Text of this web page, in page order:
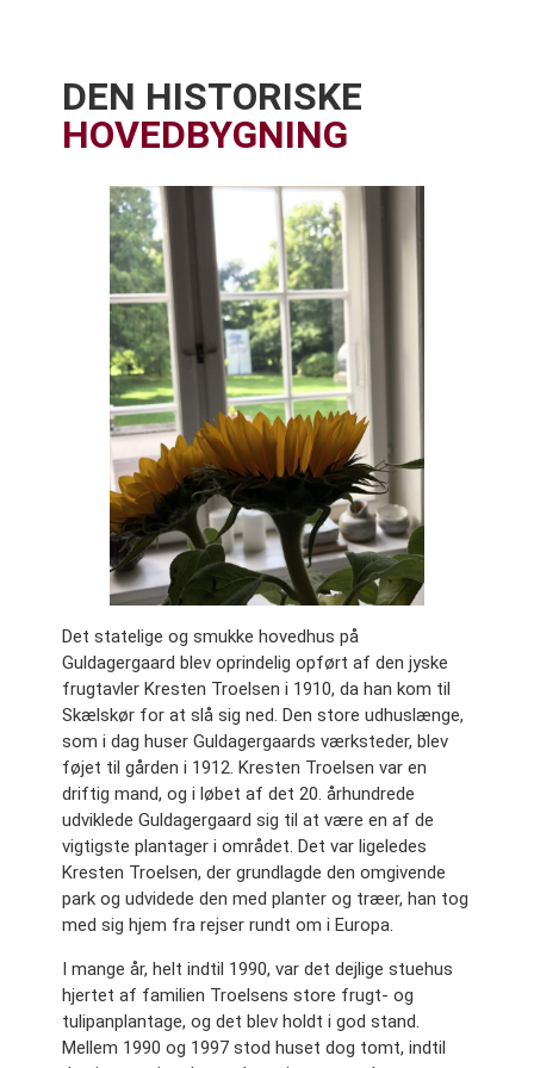
DEN HISTORISKE
HOVEDBYGNING
Det statelige og smukke hovedhus på
Guldagergaard blev oprindelig opført af den jyske
frugtavler Kresten Troelsen i 1910, da han kom til
Skælskør for at slå sig ned. Den store udhuslænge,
som i dag huser Guldagergaards værksteder, blev
føjet til gården i 1912. Kresten Troelsen var en
driftig mand, og i løbet af det 20. århundrede
udviklede Guldagergaard sig til at være en af de
vigtigste plantager i området. Det var ligeledes
Kresten Troelsen, der grundlagde den omgivende
park og udvidede den med planter og træer, han tog
med sig hjem fra rejser rundt om i Europa.
I mange år, helt indtil 1990, var det dejlige stuehus
hjertet af familien Troelsens store frugt- og
tulipanplantage, og det blev holdt i god stand.
Mellem 1990 og 1997 stod huset dog tomt, indtil